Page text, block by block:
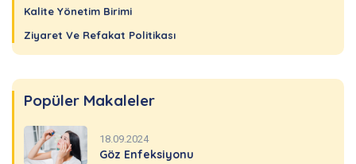
Kalite Yönetim Birimi
Ziyaret Ve Refakat Politikası
Popüler Makaleler
18.09.2024
Göz Enfeksiyonu